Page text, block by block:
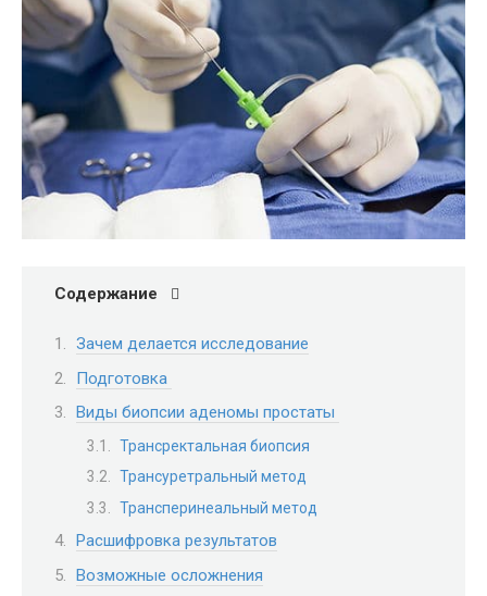
Содержание
Зачем делается исследование
Подготовка
Виды биопсии аденомы простаты
Трансректальная биопсия
Трансуретральный метод
Трансперинеальный метод
Расшифровка результатов
Возможные осложнения